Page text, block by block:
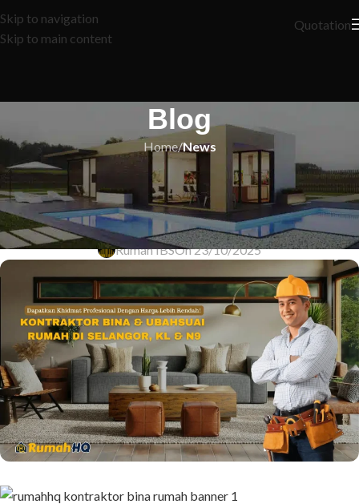
Skip to navigation
Skip to main content
Quotation
Blog
Home/News
NEWS
Transformasi Hebat: Ubah Suai
Rumah Idaman Anda!
Rumah IBSOn 23/10/2025